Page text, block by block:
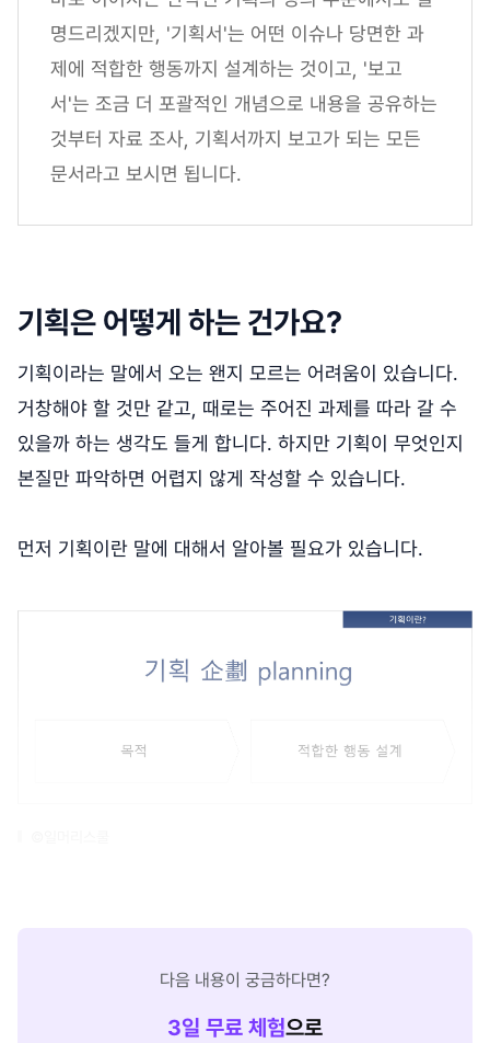
명드리겠지만, '기획서'는 어떤 이슈나 당면한 과
제에 적합한 행동까지 설계하는 것이고, '보고
서'는 조금 더 포괄적인 개념으로 내용을 공유하는
것부터 자료 조사, 기획서까지 보고가 되는 모든
문서라고 보시면 됩니다.
기획은 어떻게 하는 건가요?
기획이라는 말에서 오는 왠지 모르는 어려움이 있습니다.
거창해야 할 것만 같고, 때로는 주어진 과제를 따라 갈 수
있을까 하는 생각도 들게 합니다. 하지만 기획이 무엇인지
본질만 파악하면 어렵지 않게 작성할 수 있습니다.
먼저 기획이란 말에 대해서 알아볼 필요가 있습니다.
다음 내용이 궁금하다면?
3일 무료 체험으로